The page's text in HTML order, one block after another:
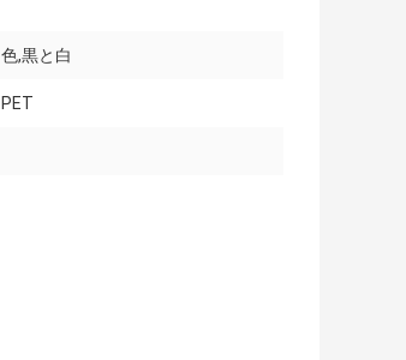
色,黒と白
PET